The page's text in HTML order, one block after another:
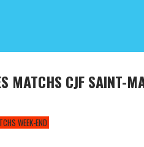
MATCHS CJF SAINT-
WEEK-END